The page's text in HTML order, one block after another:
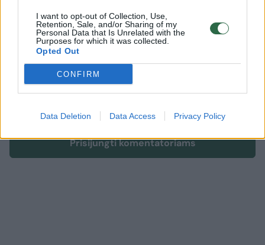
I want to opt-out of Collection, Use,
Retention, Sale, and/or Sharing of my
Personal Data that Is Unrelated with the
Purposes for which it was collected.
Opted Out
CONFIRM
Data Deletion Data Access Privacy Policy
Komentuoti gali tik Lrytas registruoti vartotojai.
Prisijunkite prie registruotų vartotojų
bendruomenės ir bendraukite komentaruose!
Rodyti komentarus
Prisijungti komentatoriams